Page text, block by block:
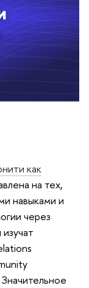
как
на тех,
навыками и
через